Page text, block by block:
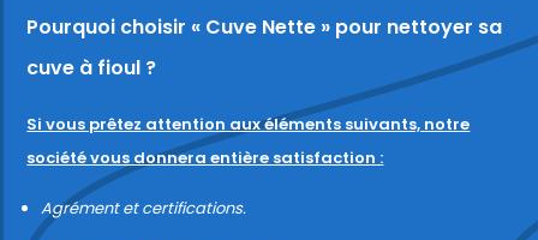
Pourquoi choisir « Cuve Nette » pour nettoyer sa
cuve à fioul ?
Si vous prêtez attention aux éléments suivants, notre
société vous donnera entière satisfaction :
Agrément et certifications.